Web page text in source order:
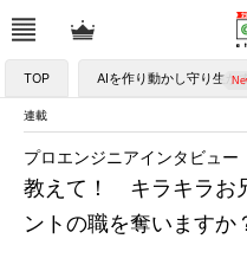
TOP AIを作り動かし守り生か
連載
教えて！ キラキラお
ントの職を奪いますか
プロエンジニアインタビュー